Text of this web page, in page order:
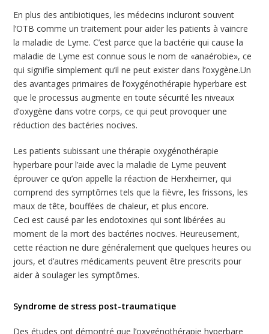
En plus des antibiotiques, les médecins incluront souvent
l’OTB comme un traitement pour aider les patients à vaincre
la maladie de Lyme. C’est parce que la bactérie qui cause la
maladie de Lyme est connue sous le nom de «anaérobie», ce
qui signifie simplement qu’il ne peut exister dans l’oxygène.Un
des avantages primaires de l’oxygénothérapie hyperbare est
que le processus augmente en toute sécurité les niveaux
d’oxygène dans votre corps, ce qui peut provoquer une
réduction des bactéries nocives.
Les patients subissant une thérapie oxygénothérapie
hyperbare pour l’aide avec la maladie de Lyme peuvent
éprouver ce qu’on appelle la réaction de Herxheimer, qui
comprend des symptômes tels que la fièvre, les frissons, les
maux de tête, bouffées de chaleur, et plus encore.
Ceci est causé par les endotoxines qui sont libérées au
moment de la mort des bactéries nocives. Heureusement,
cette réaction ne dure généralement que quelques heures ou
jours, et d’autres médicaments peuvent être prescrits pour
aider à soulager les symptômes.
Syndrome de stress post-traumatique
Des études ont démontré que l’oxygénothérapie hyperbare